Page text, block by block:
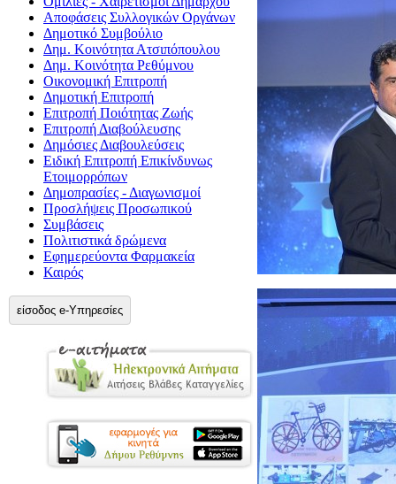
Αποφάσεις Συλλογικών Οργάνων
Δημοτικό Συμβούλιο
Δημ. Κοινότητα Ατσιπόπουλου
Δημ. Κοινότητα Ρεθύμνου
Οικονομική Επιτροπή
Δημοτική Επιτροπή
Επιτροπή Ποιότητας Ζωής
Επιτροπή Διαβούλευσης
Δημόσιες Διαβουλεύσεις
Ειδική Επιτροπή Επικίνδυνως
Ετοιμορρόπων
Δημοπρασίες - Διαγωνισμοί
Προσλήψεις Προσωπικού
Συμβάσεις
Πολιτιστικά δρώμενα
Εφημερεύοντα Φαρμακεία
Καιρός
είσοδος e-Υπηρεσίες